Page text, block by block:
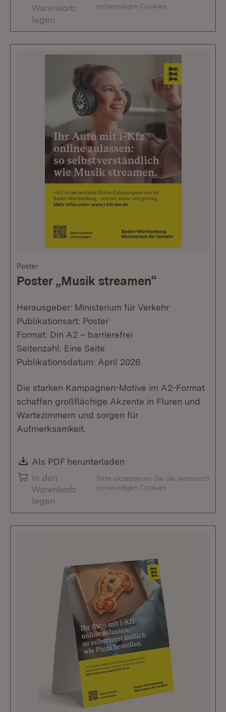
Warenkorb
legen
notwendigen Cookies
Poster
Poster „Musik streamen“
Herausgeber: Ministerium für Verkehr
Publikationsart: Poster
Format: Din A2 – barrierefrei
Seitenzahl: Eine Seite
Publikationsdatum: April 2026
Die starken Kampagnen-Motive im A2-Format
schaffen großflächige Akzente in Fluren und
Wartezimmern und sorgen für
Aufmerksamkeit.
Download:
Als PDF herunterladen
In den
Warenkorb
legen
Bitte akzeptieren Sie die technisch
notwendigen Cookies